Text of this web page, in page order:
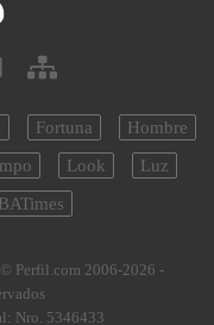
Fortuna
Hombre
Look
Luz
BATimes
Perfil.com 2006-2026 -
Nro. 5346433